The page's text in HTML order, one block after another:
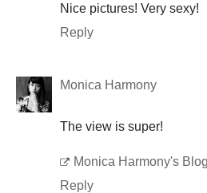
Nice pictures! Very sexy!
Reply
Monica Harmony
The view is super!
Monica Harmony's Blog
Reply